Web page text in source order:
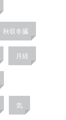
秋収冬臓
月経
気